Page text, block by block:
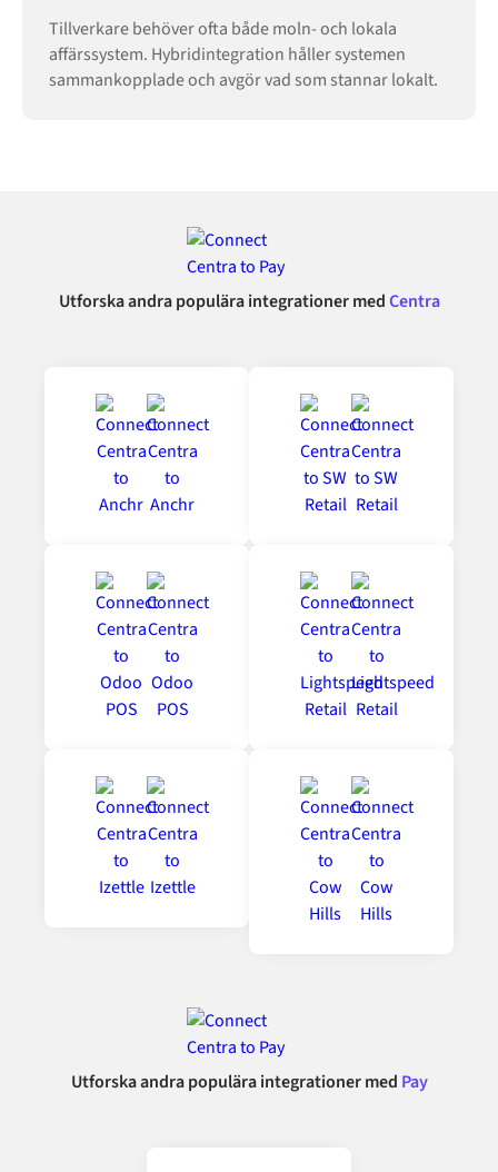
Tillverkare behöver ofta både moln- och lokala
affärssystem. Hybridintegration håller systemen
sammankopplade och avgör vad som stannar lokalt.
Utforska andra populära integrationer medCentra
Utforska andra populära integrationer med Pay